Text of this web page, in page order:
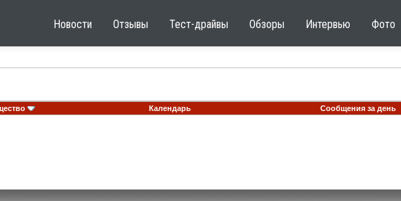
Новости Отзывы Тест-драйвы Обзоры Интервью Фото
Календарь Сообщения за день